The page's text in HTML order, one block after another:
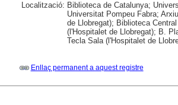
Localització: Biblioteca de Catalunya;
Universitat Pompeu Fabra;
de Llobregat); Biblioteca
(l'Hospitalet de Llobregat); B.
Tecla Sala (l'Hospitalet de
Enllaç permanent a aquest registre